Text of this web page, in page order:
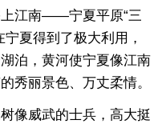
江南——宁夏平原“三
夏得到了极大利用，
泊，黄河使宁夏像江南
秀丽景色、万丈柔情。
威武的士兵，高大挺